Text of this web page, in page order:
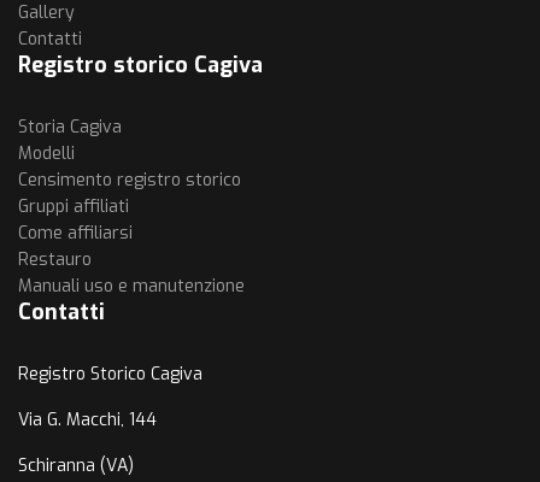
Gallery
Contatti
Registro storico Cagiva
Storia Cagiva
Modelli
Censimento registro storico
Gruppi affiliati
Come affiliarsi
Restauro
Manuali uso e manutenzione
Contatti
Registro Storico Cagiva
Via G. Macchi, 144
Schiranna (VA)